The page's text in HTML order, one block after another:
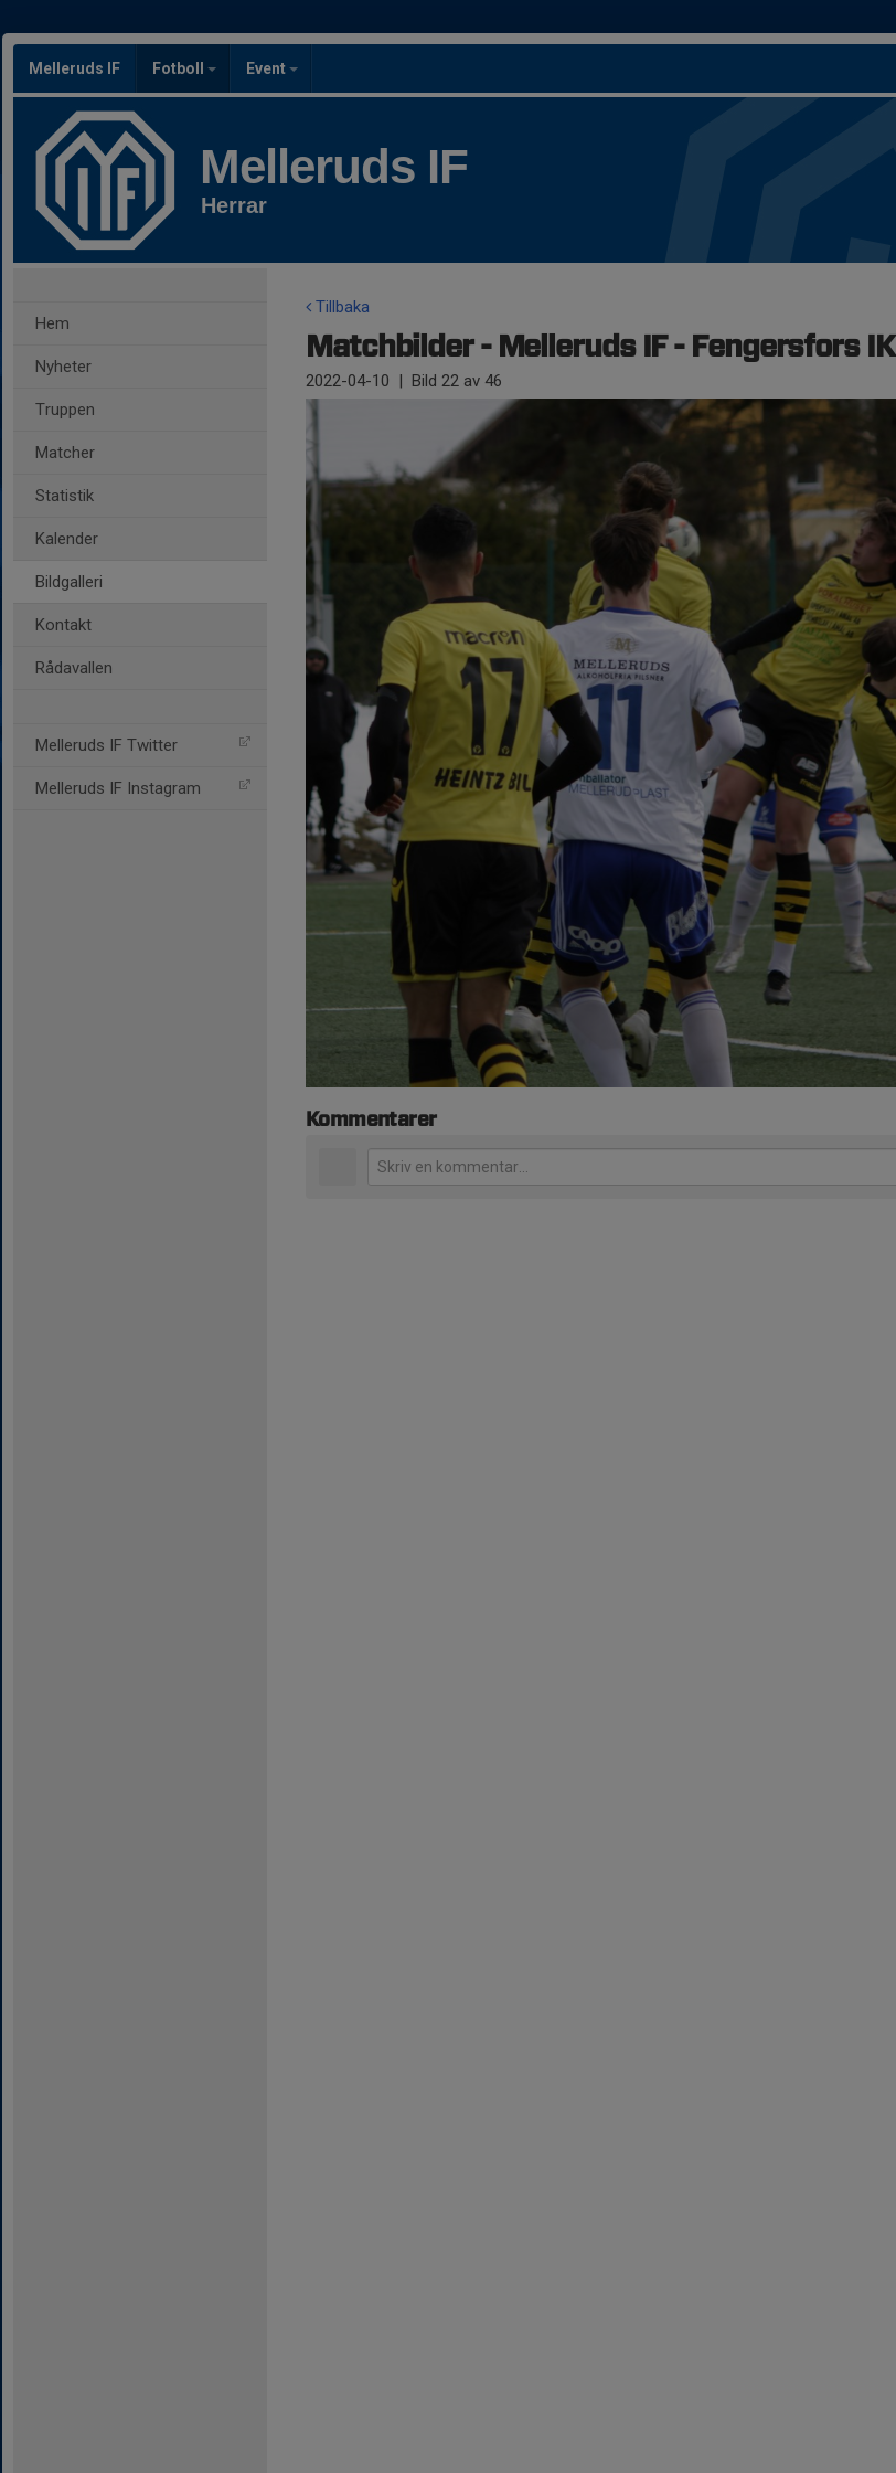
Melleruds IF Fotboll Event
Melleruds IF
Herrar
Hem
Nyheter
Truppen
Matcher
Statistik
Kalender
Bildgalleri
Kontakt
Rådavallen
Melleruds IF Twitter
Melleruds IF Instagram
Tillbaka
Matchbilder - Melleruds IF - Fengersfors IK
2022-04-10 | Bild 22 av 46
Kommentarer